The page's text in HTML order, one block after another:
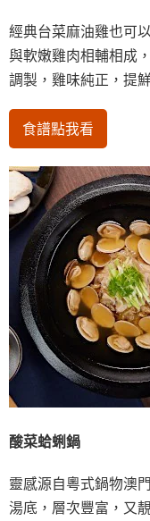
經典台菜麻油雞也可
與軟嫩雞肉相輔相成
調製，雞味純正，提
食譜點我看
酸菜蛤蜊鍋
靈感源自粵式鍋物澳
湯底，層次豐富，又